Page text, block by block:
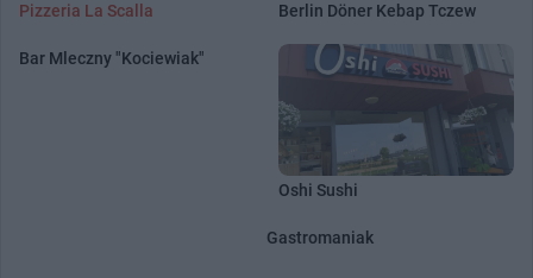
Pizzeria La Scalla Berlin Döner Kebap Tczew
Bar Mleczny "Kociewiak"
Oshi Sushi
Gastromaniak